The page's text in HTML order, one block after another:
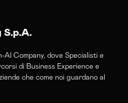
S.p.A.
AI Company, dove Specialisti e
di Business Experience e
che come noi guardano al